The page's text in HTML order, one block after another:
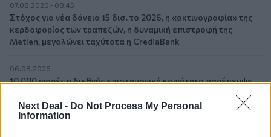
Next Deal - Do Not Process My Personal
Information
07.08.2026 - 08:45
Στόχος για νέα δάνεια 15 δισ. το 2026, η «ακτινογραφία» της
κερδοφορίας των τραπεζών, η δυναμική επιστροφή της
Metlen, μεγαλώνει ταχύτατα η CrediaBank
06.08.2026
10.000 φορές η διεθνής επιστημονική κοινότητα παρέπεμψε
Κοντοβουνήσιος